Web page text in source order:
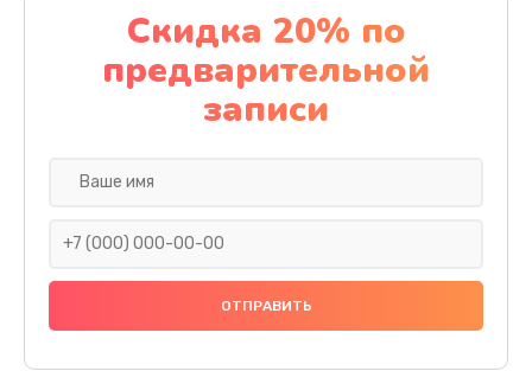
Замена материнской платы
1100 руб.
Заказать
Замена праймера
1000 руб.
Скидка 20% по
предварительной
записи